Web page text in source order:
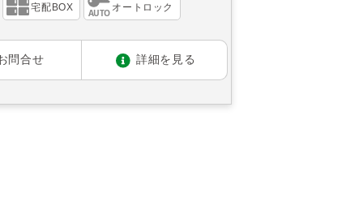
宅配BOX オートロック
問合せ 詳細を見る